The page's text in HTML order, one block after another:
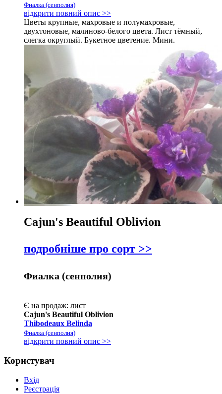
Фиалка (сенполия)
відкрити повний опис >>
Цветы крупные, махровые и полумахровые,
двухтоновые, малиново-белого цвета. Лист тёмный,
слегка округлый. Букетное цветение. Мини.
Cajun's Beautiful Oblivion
подробніше про сорт >>
Фиалка (сенполия)
Є на продаж: лист
Cajun's Beautiful Oblivion
Thibodeaux Belinda
Фиалка (сенполия)
відкрити повний опис >>
Користувач
Вхід
Реєстрація